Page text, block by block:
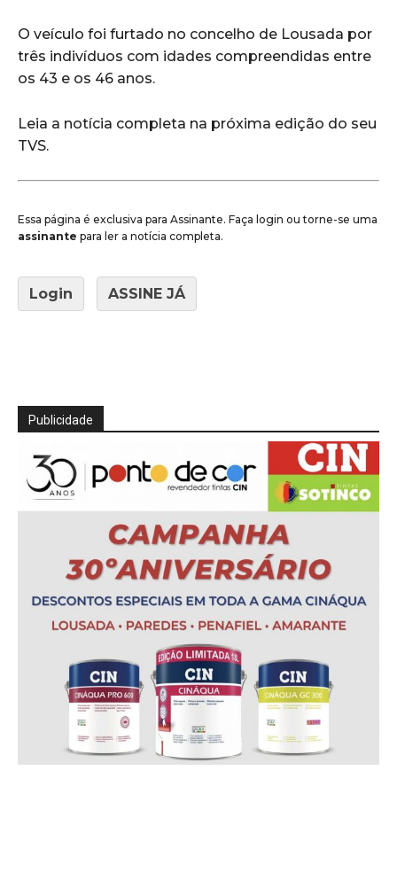
O veículo foi furtado no concelho de Lousada por
três indivíduos com idades compreendidas entre
os 43 e os 46 anos.
Leia a notícia completa na próxima edição do seu
TVS.
Essa página é exclusiva para Assinante. Faça login ou torne-se uma
assinante para ler a notícia completa.
Login ASSINE JÁ
Publicidade